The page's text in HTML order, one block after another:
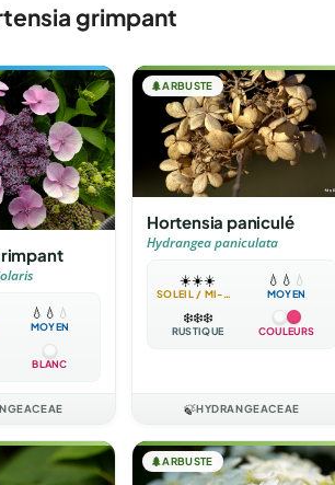
grimpant
💧 💧 💧
MOYEN
BLANC
🌲ARBUSTE
Hortensia paniculé
Hydrangea paniculata
☀️☀️☀️
SOLEIL / MI-OMBRE
💧 💧 💧
MOYEN
❄️❄️❄️
RUSTIQUE COULEURS
🍃HYDRANGEACEAE
🌲ARBUSTE